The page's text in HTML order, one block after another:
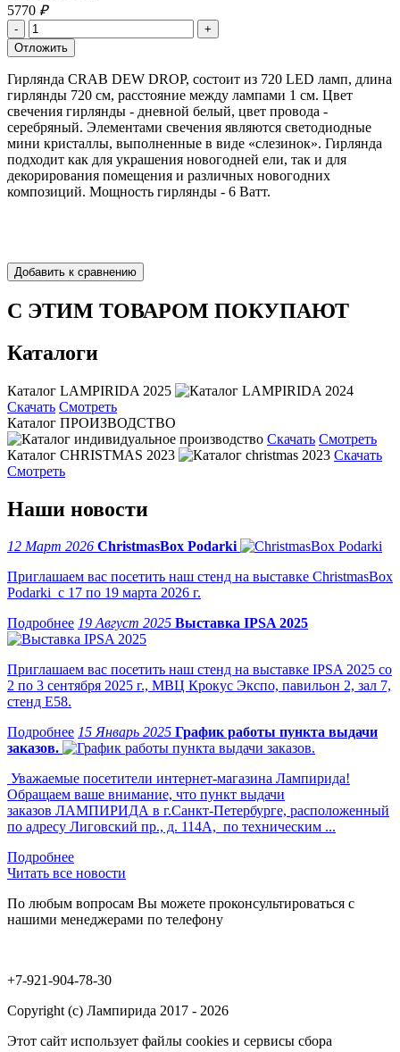
5770 ₽
Гирлянда CRAB DEW DROP, состоит из 720 LED ламп, длина
гирлянды 720 см, расстояние между лампами 1 см. Цвет
свечения гирлянды - дневной белый, цвет провода -
серебряный. Элементами свечения являются светодиодные
мини кристаллы, выполненные в виде «слезинок». Гирлянда
подходит как для украшения новогодней ели, так и для
декорирования помещения и различных новогодних
композиций. Мощность гирлянды - 6 Ватт.
С ЭТИМ ТОВАРОМ ПОКУПАЮТ
Каталоги
Каталог LAMPIRIDA 2025
Скачать Смотреть
Каталог ПРОИЗВОДСТВО
Скачать Смотреть
Каталог CHRISTMAS 2023
Скачать
Смотреть
Наши новости
12 Март 2026 ChristmasBox Podarki
Приглашаем вас посетить наш стенд на выставке ChristmasBox
Podarki с 17 по 19 марта 2026 г.
19 Август 2025 Выставка IPSA 2025
Приглашаем вас посетить наш стенд на выставке IPSA 2025 со
2 по 3 сентября 2025 г., МВЦ Крокус Экспо, павильон 2, зал 7,
стенд Е58.
15 Январь 2025 График работы пункта выдачи
заказов.
Уважаемые посетители интернет-магазина Лампирида!
Обращаем ваше внимание, что пункт выдачи
заказов ЛАМПИРИДА в г.Санкт-Петербурге, расположенный
по адресу Лиговский пр., д. 114А, по техническим ...
Читать все новости
По любым вопросам Вы можете проконсультироваться с
нашими менеджерами по телефону
+7-921-904-78-30
Copyright (c) Лампирида 2017 - 2026
Этот сайт использует файлы cookies и сервисы сбора